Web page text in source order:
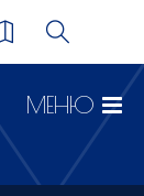
МЕНЮ